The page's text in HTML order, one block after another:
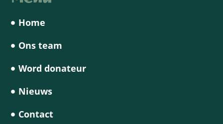
Home
Ons team
Word donateur
Nieuws
Contact